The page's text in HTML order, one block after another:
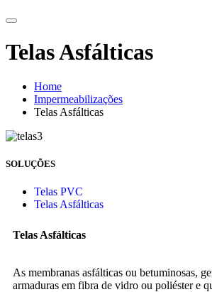
Telas Asfálticas
Home
Impermeabilizações
Telas Asfálticas
SOLUÇÕES
Telas PVC
Telas Asfálticas
Telas Asfálticas
As membranas asfálticas ou betuminosas,
armaduras em fibra de vidro ou poliéster e